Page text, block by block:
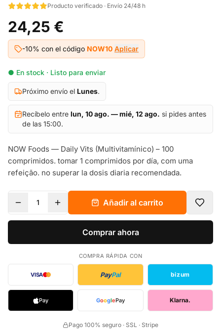
Producto verificado · Envío 24/48 h
24,25 €
-10% con el código NOW10 Aplicar
● En stock · Listo para enviar
Próximo envío el Lunes.
Recíbelo entre lun, 10 ago. — mié, 12 ago. si pides antes
de las 15:00.
NOW Foods — Daily Vits (Multivitamínico) – 100
comprimidos. tomar 1 comprimidos por día, com uma
refeição. no superar la dosis diaria recomendada.
1 Añadir al carrito
Comprar ahora
COMPRA RÁPIDA CON
VISA PayPal bizum
Pay GooglePay Klarna.
Pago 100% seguro · SSL · Stripe